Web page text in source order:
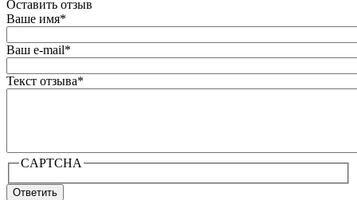
Оставить отзыв
Ваше имя*
Ваш e-mail*
Текст отзыва*
CAPTCHA
Ответить